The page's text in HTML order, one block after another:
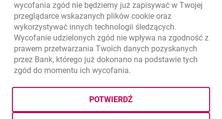
GBP 4.822 5.1978
7.08.2026, 12:53:25
Ochrona danychotwiera się w nowej karcie
Ustawieniacookies
Mapa stronyotwiera się w nowej karcie
wycofania zgód nie będziemy już zapisywać w Twojej
przeglądarce wskazanych plików cookie oraz
wykorzystywać innych technologii śledzących.
Wycofanie udzielonych zgód nie wpływa na zgodność z
prawem przetwarzania Twoich danych pozyskanych
przez Bank, którego już dokonano na podstawie tych
zgód do momentu ich wycofania.
POTWIERDŹ